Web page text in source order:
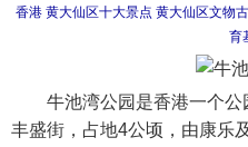
香港 黄大仙区十大景点 黄大仙区文物
育
牛池湾公园是香港一个公
丰盛街，占地4公顷，由康乐